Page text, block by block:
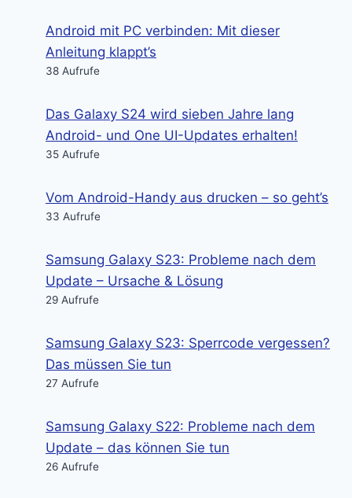
Android mit PC verbinden: Mit dieser
Anleitung klappt’s
38 Aufrufe
Das Galaxy S24 wird sieben Jahre lang
Android- und One UI-Updates erhalten!
35 Aufrufe
Vom Android-Handy aus drucken – so geht’s
33 Aufrufe
Samsung Galaxy S23: Probleme nach dem
Update – Ursache & Lösung
29 Aufrufe
Samsung Galaxy S23: Sperrcode vergessen?
Das müssen Sie tun
27 Aufrufe
Samsung Galaxy S22: Probleme nach dem
Update – das können Sie tun
26 Aufrufe